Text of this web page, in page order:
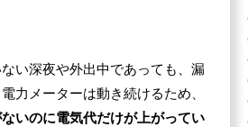
い深夜や外出中であっても、漏
力メーターは動き続けるため、
ないのに電気代だけが上がってい